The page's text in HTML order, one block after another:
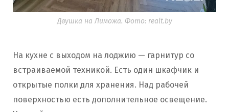
Двушка на Лиможа. Фото: realt.by
На кухне с выходом на лоджию — гарнитур со
встраиваемой техникой. Есть один шкафчик и
открытые полки для хранения. Над рабочей
поверхностью есть дополнительное освещение.